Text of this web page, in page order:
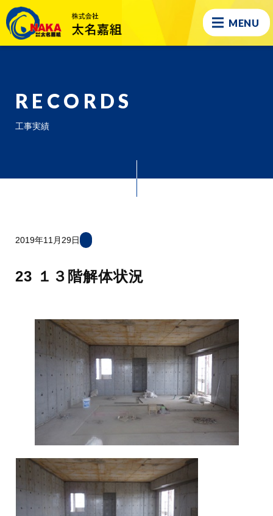
MENU
RECORDS
工事実績
2019年11月29日
23 １３階解体状況